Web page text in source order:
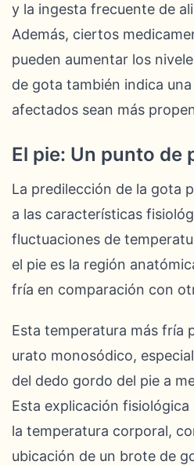
y la ingesta frecuente de
Además, ciertos
pueden aumentar los
de gota también indica
afectados sean más
El pie: Un punto de
La predilección de la gota
a las características
fluctuaciones de
el pie es la región
fría en comparación con
Esta temperatura más fría
urato monosódico,
del dedo gordo del pie a
Esta explicación
la temperatura corporal,
ubicación de un brote de